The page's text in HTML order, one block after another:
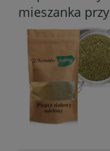
mieszanka